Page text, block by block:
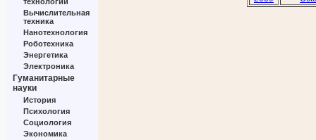
Вычислительная
техника
Нанотехнология
Роботехника
Энергетика
Электроника
Гуманитарные
науки
История
Психология
Социология
Экономика